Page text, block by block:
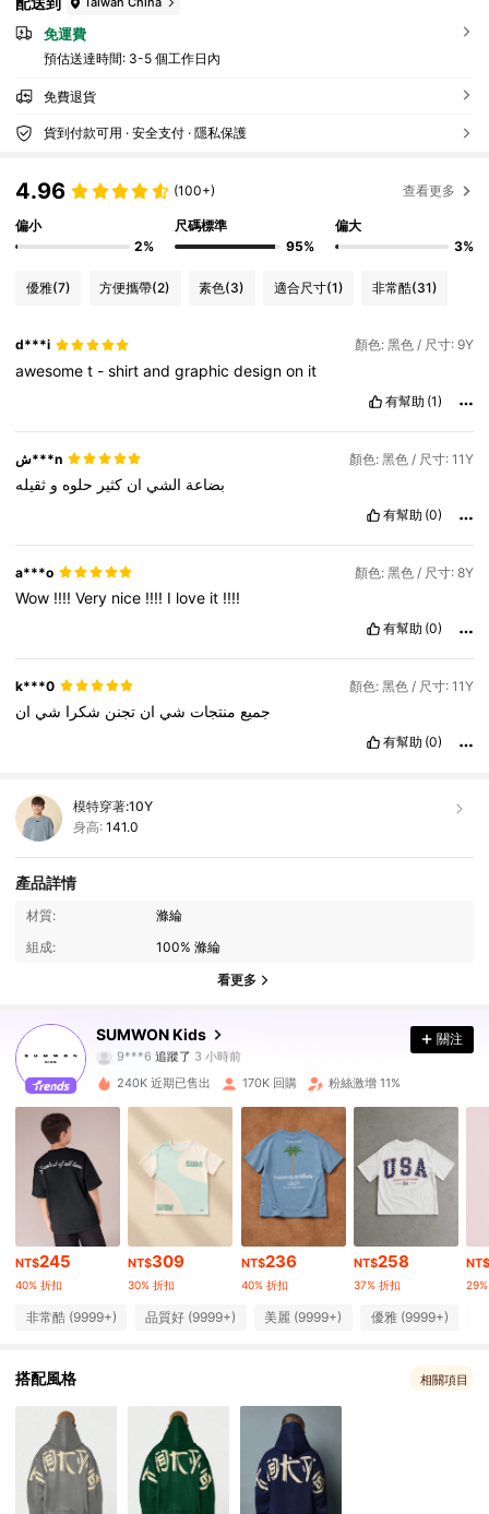
免運費
預估送達時間: 3-5 個工作日內
免費退貨
貨到付款可用 · 安全支付 · 隱私保護
4.96 (100+) 查看更多
偏小
2%
尺碼標準
95%
偏大
3%
優雅(7) 方便攜帶(2) 素色(3) 適合尺寸(1) 非常酷(31)
d***i 顏色: 黑色 / 尺寸: 9Y
awesomet -shirtandgraphicdesignon it
有幫助 (1)
ش***n 顏色: 黑色 / 尺寸: 11Y
بضاعة الشي ان كثير حلوه و ثقيله
有幫助 (0)
a***o 顏色: 黑色 / 尺寸: 8Y
Wow !!!!Very nice !!!! I love it !!!!
有幫助 (0)
k***0 顏色: 黑色 / 尺寸: 11Y
جميع منتجات شي ان تجنن شكرا شي ان
有幫助 (0)
模特穿著:10Y
身高: 141.0
產品詳情
材質:
滌綸
組成:
100% 滌綸
看更多
SUMWON Kids
4.94
9***6追蹤了3 小時前
n***4 正在瀏覽
4.94
288K 追蹤者
288K 追蹤者
288K 追蹤者
4.94 288K 追蹤者
288K 追蹤者
288K 追蹤者
4.94 288K 追蹤者
關注
240K 近期已售出 170K 回購 粉絲激增 11%
NT$245
40% 折扣
NT$309
30% 折扣
NT$236
40% 折扣
NT$258
37% 折扣
NT$
非常酷 (9999+) 品質好 (9999+) 美麗 (9999+) 優雅 (9999+)
搭配風格 相關項目